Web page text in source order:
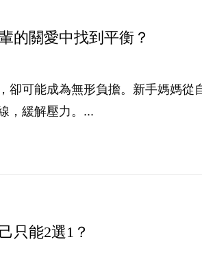
的關愛中找到平衡？
卻可能成為無形負擔。新手媽媽從
，緩解壓力。...
只能2選1？